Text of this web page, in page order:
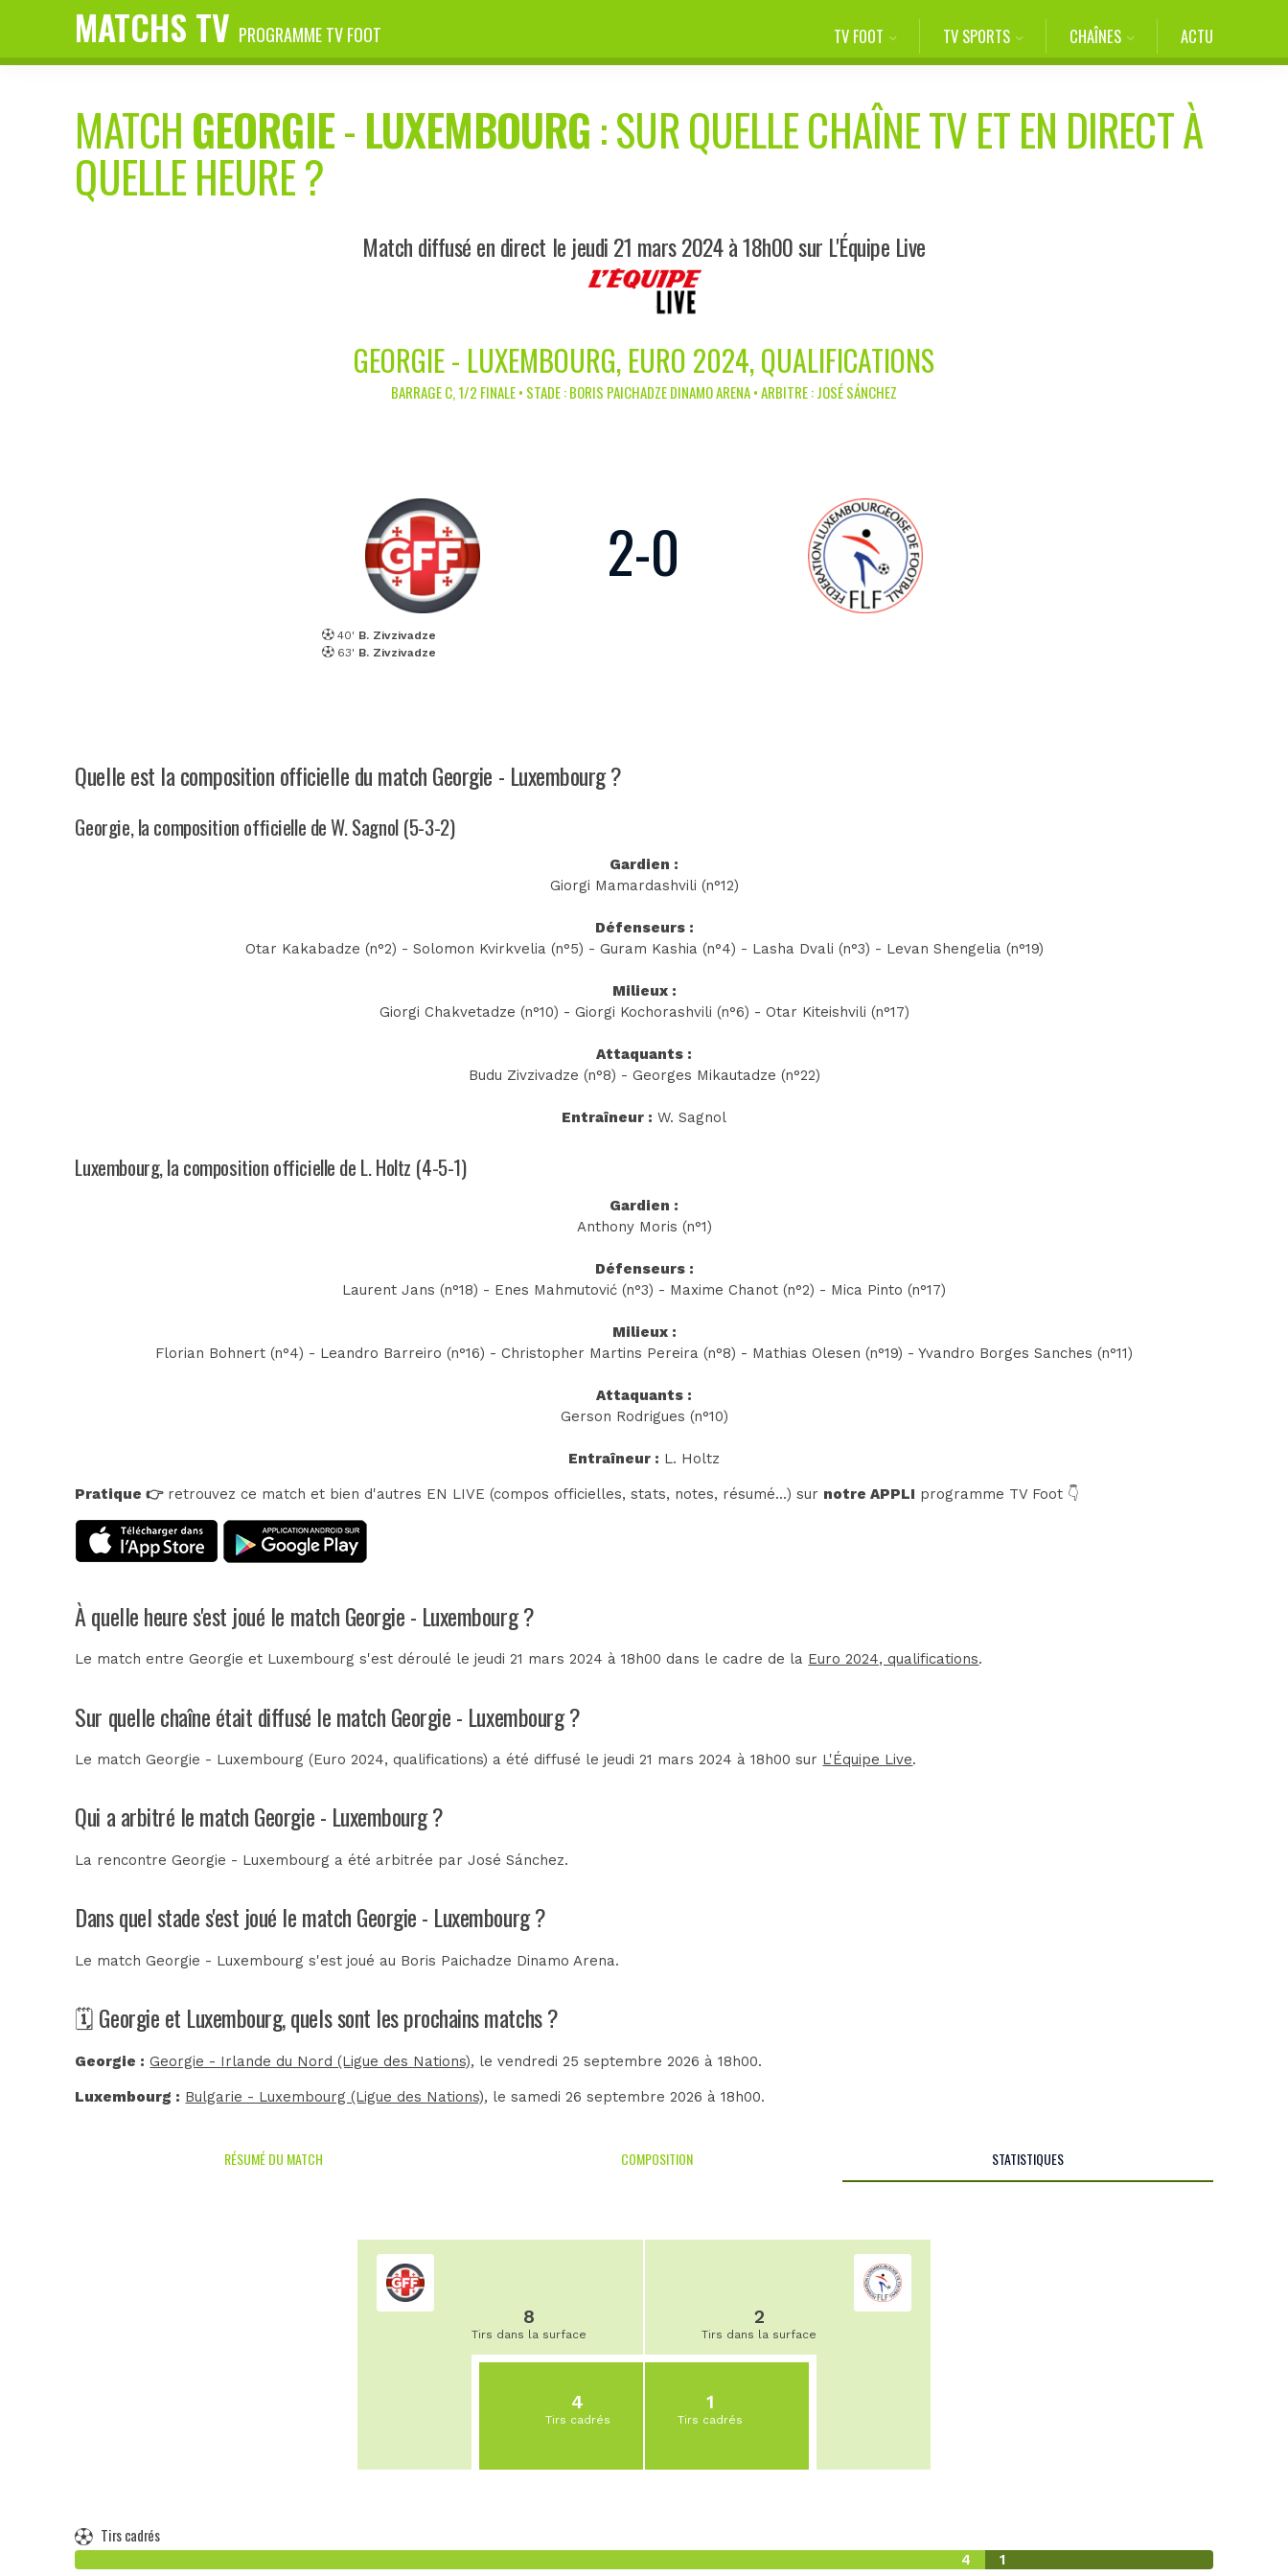
MATCHS TV PROGRAMME TV FOOT TV FOOT TV SPORTS CHAÎNES ACTU
MATCHGEORGIE-LUXEMBOURG: SUR QUELLE CHAÎNE TV ET EN DIRECT À
QUELLE HEURE ?
Match diffusé en direct le jeudi 21 mars 2024 à 18h00 sur L'Équipe Live
GEORGIE - LUXEMBOURG, EURO 2024, QUALIFICATIONS
BARRAGE C, 1/2 FINALE • STADE : BORIS PAICHADZE DINAMO ARENA • ARBITRE : JOSÉ SÁNCHEZ
40' B. Zivzivadze
63' B. Zivzivadze
2-0
Quelle est la composition officielle du match Georgie - Luxembourg ?
Georgie, la composition officielle de W. Sagnol (5-3-2)
Gardien :
Giorgi Mamardashvili (n°12)
Défenseurs :
Otar Kakabadze (n°2) - Solomon Kvirkvelia (n°5) - Guram Kashia (n°4) - Lasha Dvali (n°3) - Levan Shengelia (n°19)
Milieux :
Giorgi Chakvetadze (n°10) - Giorgi Kochorashvili (n°6) - Otar Kiteishvili (n°17)
Attaquants :
Budu Zivzivadze (n°8) - Georges Mikautadze (n°22)
Entraîneur : W. Sagnol
Luxembourg, la composition officielle de L. Holtz (4-5-1)
Gardien :
Anthony Moris (n°1)
Défenseurs :
Laurent Jans (n°18) - Enes Mahmutović (n°3) - Maxime Chanot (n°2) - Mica Pinto (n°17)
Milieux :
Florian Bohnert (n°4) - Leandro Barreiro (n°16) - Christopher Martins Pereira (n°8) - Mathias Olesen (n°19) - Yvandro Borges Sanches (n°11)
Attaquants :
Gerson Rodrigues (n°10)
Entraîneur : L. Holtz
Pratique 👉retrouvez ce match et bien d'autres EN LIVE (compos officielles, stats, notes, résumé...) sur notre APPLI programme TV Foot 👇
À quelle heure s'est joué le match Georgie - Luxembourg ?
Le match entre Georgie et Luxembourg s'est déroulé le jeudi 21 mars 2024 à 18h00 dans le cadre de la Euro 2024, qualifications.
Sur quelle chaîne était diffusé le match Georgie - Luxembourg ?
Le match Georgie - Luxembourg (Euro 2024, qualifications) a été diffusé le jeudi 21 mars 2024 à 18h00 sur L'Équipe Live.
Qui a arbitré le match Georgie - Luxembourg ?
La rencontre Georgie - Luxembourg a été arbitrée parJosé Sánchez.
Dans quel stade s'est joué le match Georgie - Luxembourg ?
Le match Georgie - Luxembourg s'est joué au Boris Paichadze Dinamo Arena.
🗓️ Georgie et Luxembourg, quels sont les prochains matchs ?
Georgie : Georgie - Irlande du Nord (Ligue des Nations), le vendredi 25 septembre 2026 à 18h00.
Luxembourg : Bulgarie - Luxembourg (Ligue des Nations), le samedi 26 septembre 2026 à 18h00.
RÉSUMÉ DU MATCH COMPOSITION STATISTIQUES
8
Tirs dans la surface
4
Tirs cadrés
2
Tirs dans la surface
1
Tirs cadrés
Tirs cadrés
4 1